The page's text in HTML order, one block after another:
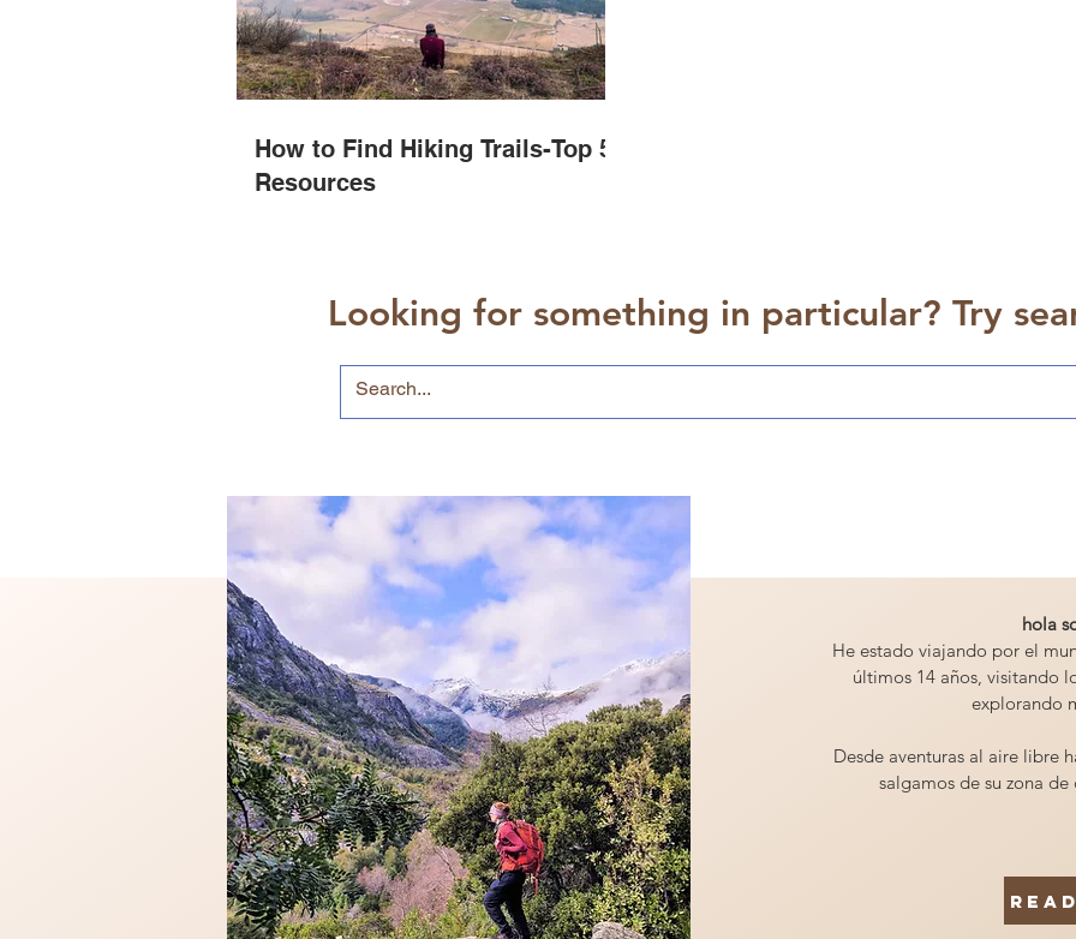
How to Find Hiking Trails-Top 5
Resources
Looking for something in particular? Try
hola
He estado viajando por el
últimos 14 años, visitando
explorando
Desde aventuras al aire libre
salgamos de su zona